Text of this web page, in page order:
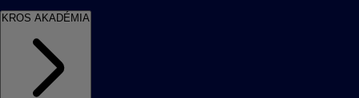
KROS AKADÉMIA